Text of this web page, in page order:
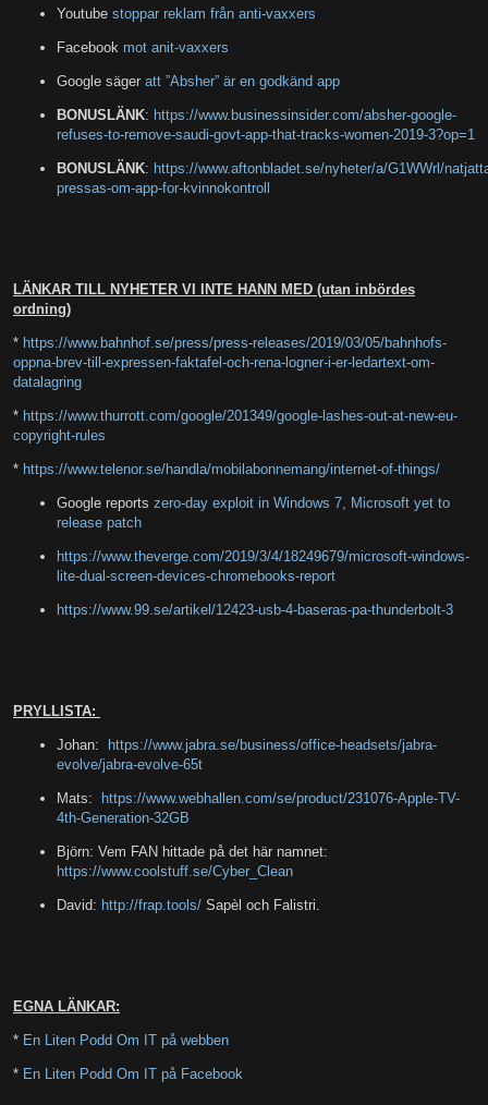
Youtube stoppar reklam från anti-vaxxers
Facebook mot anit-vaxxers
Google säger att ”Absher” är en godkänd app
BONUSLÄNK: https://www.businessinsider.com/absher-google-
refuses-to-remove-saudi-govt-app-that-tracks-women-2019-3?op=1
BONUSLÄNK: https://www.aftonbladet.se/nyheter/a/G1WWrl/
pressas-om-app-for-kvinnokontroll
LÄNKAR TILL NYHETER VI INTE HANN MED (utan inbördes
ordning)
* https://www.bahnhof.se/press/press-releases/2019/03/05/bahnhofs-
oppna-brev-till-expressen-faktafel-och-rena-logner-i-er-ledartext-om-
datalagring
* https://www.thurrott.com/google/201349/google-lashes-out-at-new-eu-
copyright-rules
* https://www.telenor.se/handla/mobilabonnemang/internet-of-things/
Google reports zero-day exploit in Windows 7, Microsoft yet to
release patch
https://www.theverge.com/2019/3/4/18249679/microsoft-windows-
lite-dual-screen-devices-chromebooks-report
https://www.99.se/artikel/12423-usb-4-baseras-pa-thunderbolt-3
PRYLLISTA:
Johan:
https://www.jabra.se/business/office-headsets/jabra-
evolve/jabra-evolve-65t
Mats:
https://www.webhallen.com/se/product/231076-Apple-TV-
4th-Generation-32GB
Björn: Vem FAN hittade på det här namnet:
https://www.coolstuff.se/Cyber_Clean
David: http://frap.tools/ Sapèl och Falistri.
EGNA LÄNKAR:
* En Liten Podd Om IT på webben
* En Liten Podd Om IT på Facebook